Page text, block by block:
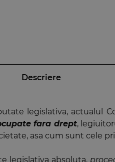
Descriere
legislativa, actualul
fara drept,
asa cum sunt cele
legislativa absoluta,